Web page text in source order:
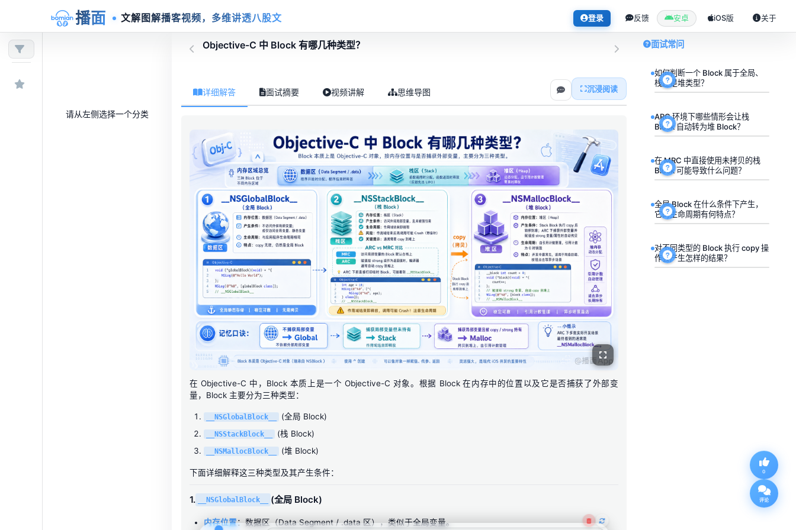
播面 文解图解播客视频，多维讲透八股文 登录 反馈 安卓 iOS版 关于
0
评论
请从左侧选择一个分类
Objective-C 中 Block 有哪几种类型？
详细解答 面试摘要 视频讲解 思维导图 沉浸阅读
在 Objective-C 中，Block 本质上是一个 Objective-C 对象。根据 Block 在内存中的位置以及它是否捕获了外部变
量，Block 主要分为三种类型：
__NSGlobalBlock__ (全局 Block)
__NSStackBlock__ (栈 Block)
__NSMallocBlock__ (堆 Block)
下面详细解释这三种类型及其产生条件：
1. __NSGlobalBlock__ (全局 Block)
内存位置：数据区（Data Segment / .data 区），类似于全局变量。
面试常问
如何判断一个 Block 属于全局、
栈还是堆类型？
ARC 环境下哪些情形会让栈
Block 自动转为堆 Block？
在 MRC 中直接使用未拷贝的栈
Block 可能导致什么问题？
全局 Block 在什么条件下产生，
它的生命周期有何特点？
对不同类型的 Block 执行 copy 操
作会产生怎样的结果？